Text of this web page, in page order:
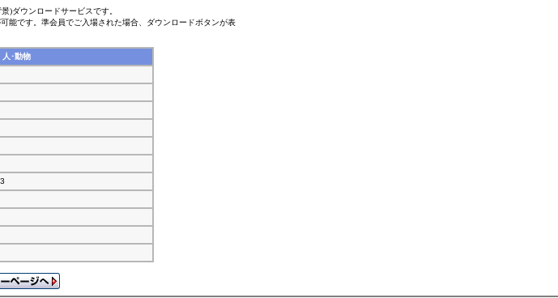
)ダウンロードサービスです。
能です。準会員でご入場された場合、ダウンロードボタンが表
人･動物